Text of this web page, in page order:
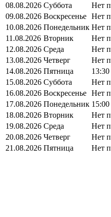
08.08.2026 Суббота Нет
09.08.2026 Воскресенье Нет
10.08.2026 Понедельник Нет
11.08.2026 Вторник Нет
12.08.2026 Среда Нет
13.08.2026 Четверг Нет
14.08.2026 Пятница
15.08.2026 Суббота Нет
16.08.2026 Воскресенье Нет
17.08.2026 Понедельник
18.08.2026 Вторник Нет
19.08.2026 Среда Нет
20.08.2026 Четверг Нет
21.08.2026 Пятница Нет